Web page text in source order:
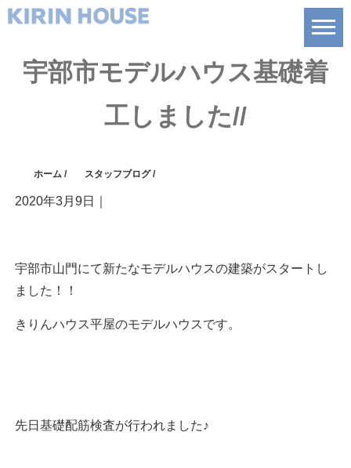
宇部市モデルハウス基礎着
工しました//
ホーム / スタッフブログ/
2020年3月9日
宇部市山門にて新たなモデルハウスの建築がスタートし
ました！！
きりんハウス平屋のモデルハウスです。
先日基礎配筋検査が行われました♪